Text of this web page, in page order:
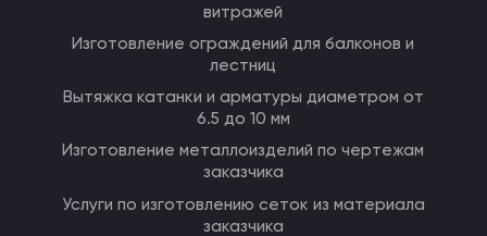
витражей
Изготовление ограждений для балконов и
лестниц
Вытяжка катанки и арматуры диаметром от
6.5 до 10 мм
Изготовление металлоизделий по чертежам
заказчика
Услуги по изготовлению сеток из материала
заказчика